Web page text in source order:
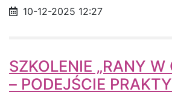
Data opublikowania
10-12-2025 12:27
SZKOLENIE „RANY W
– PODEJŚCIE